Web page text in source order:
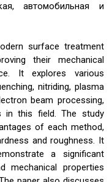
автомобильная и
surface treatment
their mechanical
It explores various
nitriding, plasma
beam processing,
in this field. The study
of each method,
and roughness. It
a significant
mechanical properties